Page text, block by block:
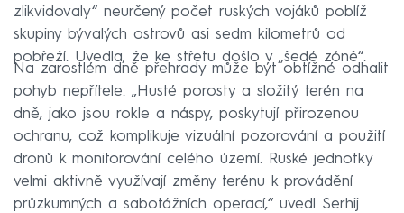
zlikvidovaly“ neurčený počet ruských vojáků poblíž
skupiny bývalých ostrovů asi sedm kilometrů od
pobřeží. Uvedla, že ke střetu došlo v „šedé zóně“.
Na zarostlém dně přehrady může být obtížné odhalit
pohyb nepřítele. „Husté porosty a složitý terén na
dně, jako jsou rokle a náspy, poskytují přirozenou
ochranu, což komplikuje vizuální pozorování a použití
dronů k monitorování celého území. Ruské jednotky
velmi aktivně využívají změny terénu k provádění
průzkumných a sabotážních operací,“ uvedl Serhij